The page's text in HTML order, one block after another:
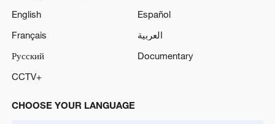
English
Español
Français
العربية
Русский
Documentary
CCTV+
CHOOSE YOUR LANGUAGE